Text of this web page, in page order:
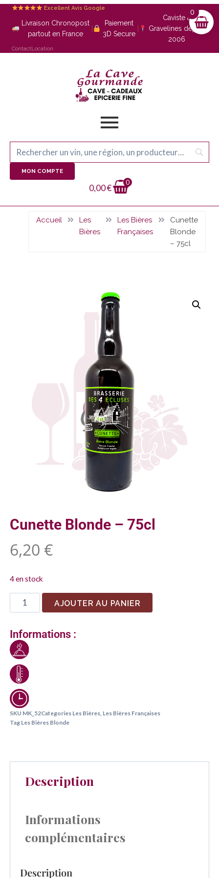
Excellent Avis Google
Livraison Chronopost
partout en France
Paiement
3D Secure
Caviste à
Gravelines depuis
2006
ContactLocation
MON COMPTE
0,00€
0
Accueil
Les
Bières
Les Bières
Françaises
Cunette
Blonde
– 75cl
Cunette Blonde – 75cl
6,20 €
4 en stock
AJOUTER AU PANIER
Informations :
SKU MK_52Categories Les Bières Les Bières Françaises
Tag Les Bières Blonde
Description
Informations
complémentaires
Description
0